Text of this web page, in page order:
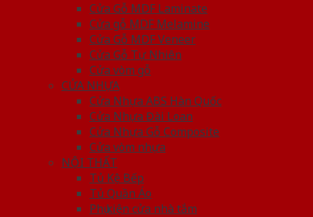
Cửa Gỗ MDF Laminate
Cửa gỗ MDF Melamine
Cửa Gỗ MDF Veneer
Cửa Gỗ Tự Nhiên
Cửa vòm gỗ
CỬA NHỰA
Cửa Nhựa ABS Hàn Quốc
Cửa Nhựa Đài Loan
Cửa Nhựa Gỗ Composite
Cửa vòm nhựa
NỘI THẤT
Tủ Kệ Bếp
Tủ Quần Áo
Phụ kiện cửa nhà tắm